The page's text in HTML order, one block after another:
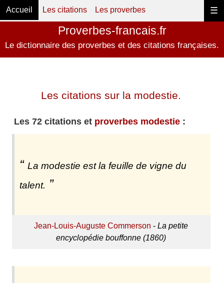
☰
Accueil Les citations Les proverbes
Proverbes-francais.fr
Le dictionnaire des proverbes et des citations françaises.
Les citations sur la modestie.
Les 72 citations et proverbes modestie:
La modestie est la feuille de vigne du
talent.
Jean-Louis-Auguste Commerson -La petite
encyclopédie bouffonne (1860)